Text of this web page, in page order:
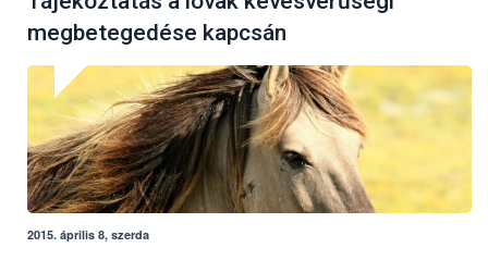
megbetegedése kapcsán
2015. április 8, szerda